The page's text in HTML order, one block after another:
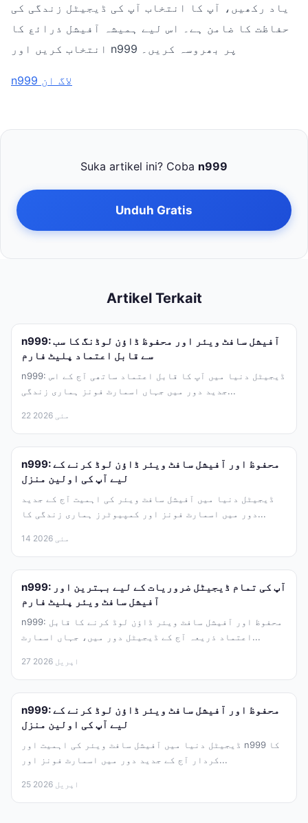
یاد رکھیں، آپ کا انتخاب آپ کی ڈیجیٹل زندگی کی
حفاظت کا ضامن ہے۔ اس لیے ہمیشہ آفیشل ذرائع کا
انتخاب کریں اور n999 پر بھروسہ کریں۔
n999 لاگ ان
Suka artikel ini? Coba n999
Unduh Gratis
Artikel Terkait
n999: آفیشل سافٹ ویئر اور محفوظ ڈاؤن لوڈنگ کا سب
سے قابل اعتماد پلیٹ فارم
n999: ڈیجیٹل دنیا میں آپ کا قابل اعتماد ساتھی آج کے اس
جدید دور میں جہاں اسمارٹ فونز ہماری زندگی...
22 مئی 2026
n999: محفوظ اور آفیشل سافٹ ویئر ڈاؤن لوڈ کرنے کے
لیے آپ کی اولین منزل
ڈیجیٹل دنیا میں آفیشل سافٹ ویئر کی اہمیت آج کے جدید
دور میں اسمارٹ فونز اور کمپیوٹرز ہماری زندگی کا...
14 مئی 2026
n999: آپ کی تمام ڈیجیٹل ضروریات کے لیے بہترین اور
آفیشل سافٹ ویئر پلیٹ فارم
n999: محفوظ اور آفیشل سافٹ ویئر ڈاؤن لوڈ کرنے کا قابل
اعتماد ذریعہ آج کے ڈیجیٹل دور میں، جہاں اسمارٹ...
27 اپریل 2026
n999: محفوظ اور آفیشل سافٹ ویئر ڈاؤن لوڈ کرنے کے
لیے آپ کی اولین منزل
ڈیجیٹل دنیا میں آفیشل سافٹ ویئر کی اہمیت اور n999 کا
کردار آج کے جدید دور میں اسمارٹ فونز اور...
25 اپریل 2026